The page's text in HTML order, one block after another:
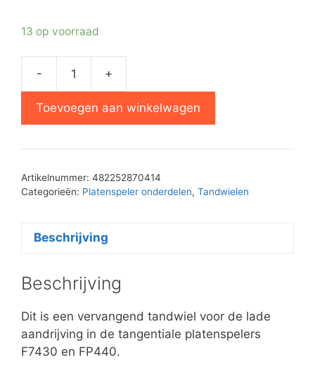
13 op voorraad
-
Philips
lade
en
+
Toevoegen aan winkelwagen
Artikelnummer: 482252870414
Categorieën: Platenspeler onderdelen, Tandwielen
Beschrijving
Beschrijving
Dit is een vervangend tandwiel voor de lade
aandrijving in de tangentiale platenspelers
F7430 en FP440.